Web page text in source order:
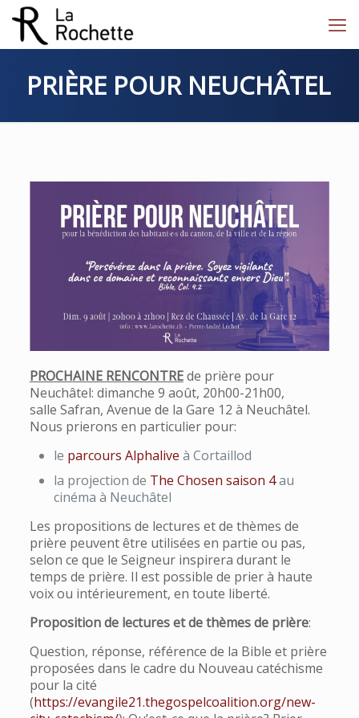
PRIÈRE POUR NEUCHÂTEL
PROCHAINE RENCONTREde prière pour
Neuchâtel: dimanche 9 août, 20h00-21h00,
salle Safran, Avenue de la Gare 12 à Neuchâtel.
Nous prierons en particulier pour:
le parcours Alphalive à Cortaillod
la projection de The Chosen saison 4au
cinéma à Neuchâtel
Les propositions de lectures et de thèmes de
prière peuvent être utilisées en partie ou pas,
selon ce que le Seigneur inspirera durant le
temps de prière. Il est possible de prier à haute
voix ou intérieurement, en toute liberté.
Proposition de lectures et de thèmes de prière:
Question, réponse, référence de la Bible et prière
proposées dans le cadre du Nouveau catéchisme
pour la cité
(https://evangile21.thegospelcoalition.org/new-